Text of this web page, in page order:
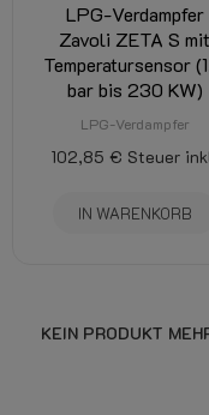
LPG-Verdampfer
Zavoli ZETA S mit
Temperatursensor
bar bis 230 KW)
LPG-Verdampfer
102,85 € Steuer
IN WARENKORB
KEIN PRODUKT